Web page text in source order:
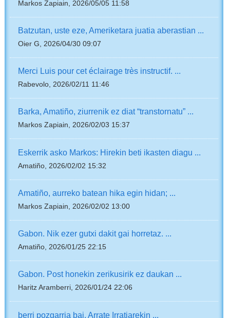
Markos Zapiain, 2026/05/05 11:58
Batzutan, uste eze, Ameriketara juatia aberastian ...
Oier G, 2026/04/30 09:07
Merci Luis pour cet éclairage très instructif. ...
Rabevolo, 2026/02/11 11:46
Barka, Amatiño, ziurrenik ez diat “transtornatu” ...
Markos Zapiain, 2026/02/03 15:37
Eskerrik asko Markos: Hirekin beti ikasten diagu ...
Amatiño, 2026/02/02 15:32
Amatiño, aurreko batean hika egin hidan; ...
Markos Zapiain, 2026/02/02 13:00
Gabon. Nik ezer gutxi dakit gai horretaz. ...
Amatiño, 2026/01/25 22:15
Gabon. Post honekin zerikusirik ez daukan ...
Haritz Aramberri, 2026/01/24 22:06
berri pozgarria bai. Arrate Irratiarekin ...